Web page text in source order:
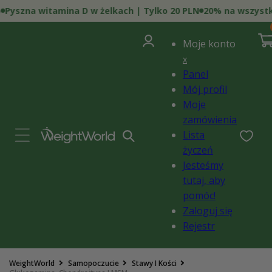
do
treści
witamina D w żelkach | Tylko 20 PLN 20% na wszystko
Zaloguj
się
Moje konto
x
Panel
Mój profil
Moje
zamówienia
Lista
życzeń
Jesteśmy
tutaj, aby
pomóc!
Zaloguj się
Rejestr
0
WeightWorld Samopoczucie
Stawy I Kości
Pomiń,